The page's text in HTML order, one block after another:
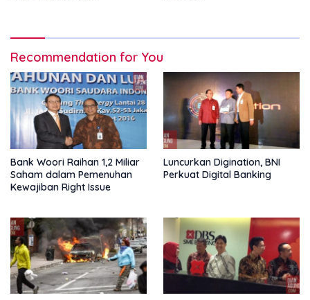
Recommendation for You
Bank Woori Raihan 1,2 Miliar
Saham dalam Pemenuhan
Kewajiban Right Issue
Luncurkan Digination, BNI
Perkuat Digital Banking